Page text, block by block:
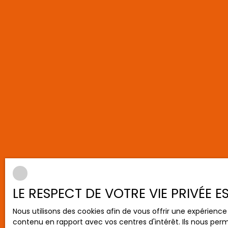
LE RESPECT DE VOTRE VIE PRIVÉE
Nous utilisons des cookies afin de vous offrir une
contenu en rapport avec vos centres d'intérêt. Ils nous